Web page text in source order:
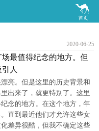

首页
2020-06-25
最值得纪念的地方。但
人
亮。但是这里的历史背景和
出来了，就更特别了。这里
念的地方。在这个地方，年
直到最近他们才允许这些女
差异很酷，但我不确定这些